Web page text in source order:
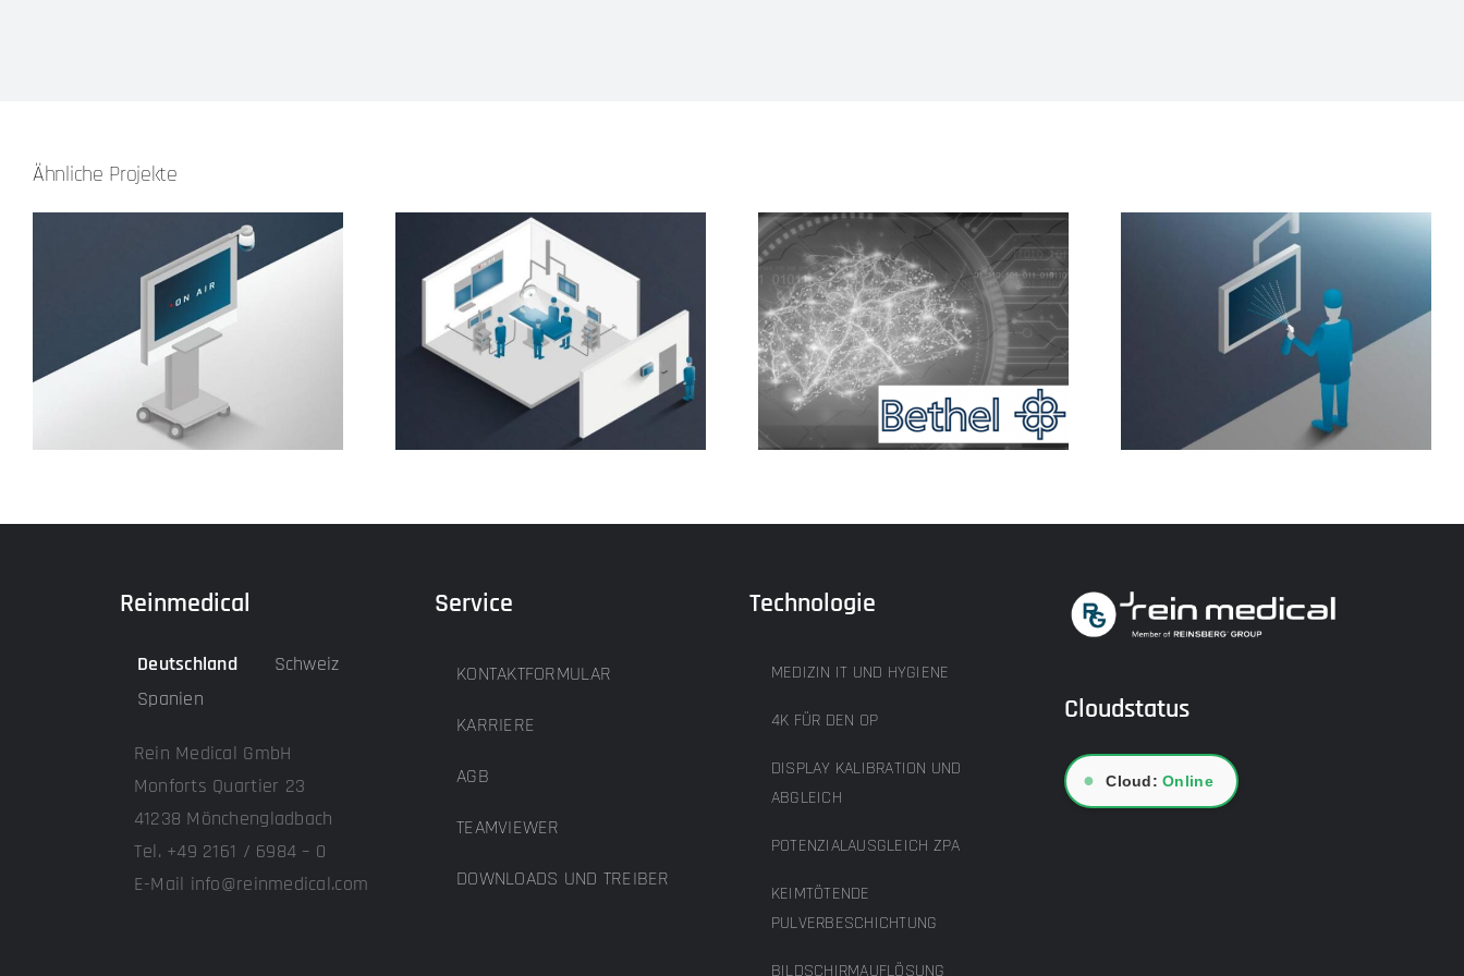
Ähnliche Projekte
OP-Integration Epilepsie-Zentrum Bethe Sterile Umgebung Hörsaalübertragung
Reinmedical
Deutschland
Rein Medical GmbH
Monforts Quartier 23
41238 Mönchengladbach
Tel. +49 2161 / 6984 – 0
E-Mail info@reinmedical.com
Schweiz
Spanien
Service
KONTAKTFORMULAR
KARRIERE
AGB
TEAMVIEWER
DOWNLOADS UND TREIBER
Technologie
MEDIZIN IT UND HYGIENE
4K FÜR DEN OP
DISPLAY KALIBRATION UND
ABGLEICH
POTENZIALAUSGLEICH ZPA
KEIMTÖTENDE
PULVERBESCHICHTUNG
Cloudstatus
● Cloud:Online